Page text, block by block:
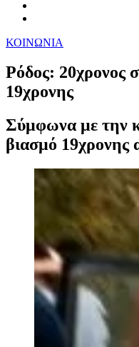
ΚΟΙΝΩΝΙΑ
Ρόδος: 20χρονος
19χρονης
Σύμφωνα με την
βιασμό 19χρονης